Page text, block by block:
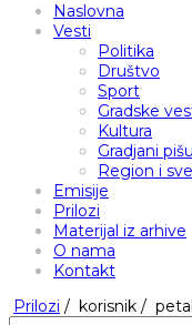
Naslovna
Vesti
Politika
Društvo
Sport
Gradske
Kultura
Gradjani pišu
Region i
Emisije
Prilozi
Materijal iz arhive
O nama
Kontakt
Prilozi / korisnik /